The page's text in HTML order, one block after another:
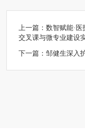
上一篇：数智赋能·
交叉课与微专业建设
下一篇：邹健生深入